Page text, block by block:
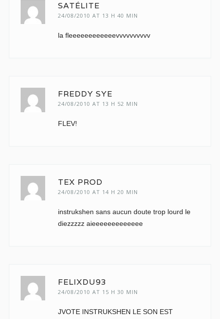
SATÉLITE
24/08/2010 AT 13 H 40 MIN
la fleeeeeeeeeeeevvvvvvvvvv
FREDDY SYE
24/08/2010 AT 13 H 52 MIN
FLEV!
TEX PROD
24/08/2010 AT 14 H 20 MIN
instrukshen sans aucun doute trop lourd le
diezzzzz aieeeeeeeeeeeee
FELIXDU93
24/08/2010 AT 15 H 30 MIN
JVOTE INSTRUKSHEN LE SON EST